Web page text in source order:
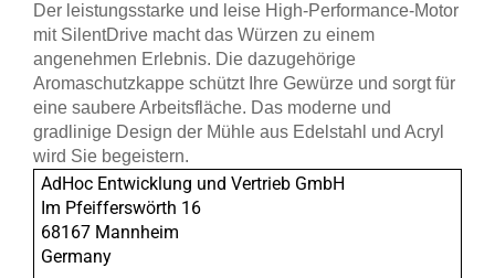
Der leistungsstarke und leise High-Performance-Motor
mit SilentDrive macht das Würzen zu einem
angenehmen Erlebnis. Die dazugehörige
Aromaschutzkappe schützt Ihre Gewürze und sorgt für
eine saubere Arbeitsfläche. Das moderne und
gradlinige Design der Mühle aus Edelstahl und Acryl
wird Sie begeistern.
AdHoc Entwicklung und Vertrieb GmbH
Im Pfeifferswörth 16
68167 Mannheim
Germany